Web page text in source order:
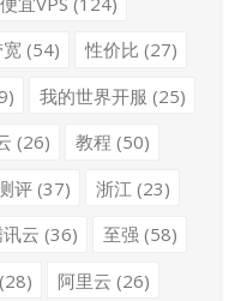
(54) 性价比 (27)
我的世界开服 (25)
(26) 教程 (50)
评(37) 浙江 (23)
云 (36) 至强 (58)
(28) 阿里云 (26)